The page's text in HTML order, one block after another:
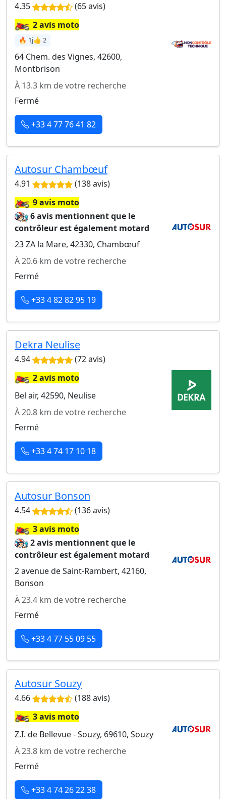
4.35 (65 avis)
🏍️2 avis moto
🔥 1j👍 2
64 Chem. des Vignes, 42600,
Montbrison
À 13.3 km de votre recherche
Fermé
+33 4 77 76 41 82
Autosur Chambœuf
4.91 (138 avis)
🏍️9 avis moto
6 avis mentionnent que le
contrôleur est également motard
23 ZA la Mare, 42330, Chambœuf
À 20.6 km de votre recherche
Fermé
+33 4 82 82 95 19
Dekra Neulise
4.94 (72 avis)
🏍️2 avis moto
Bel air, 42590, Neulise
À 20.8 km de votre recherche
Fermé
+33 4 74 17 10 18
Autosur Bonson
4.54 (136 avis)
🏍️3 avis moto
2 avis mentionnent que le
contrôleur est également motard
2 avenue de Saint-Rambert, 42160,
Bonson
À 23.4 km de votre recherche
Fermé
+33 4 77 55 09 55
Autosur Souzy
4.66 (188 avis)
🏍️3 avis moto
Z.I. de Bellevue - Souzy, 69610, Souzy
À 23.8 km de votre recherche
Fermé
+33 4 74 26 22 38